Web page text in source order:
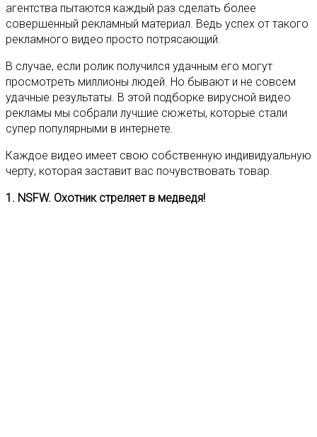
агентства пытаются каждый раз сделать более
совершенный рекламный материал. Ведь успех от такого
рекламного видео просто потрясающий.
В случае, если ролик получился удачным его могут
просмотреть миллионы людей. Но бывают и не совсем
удачные результаты. В этой подборке вирусной видео
рекламы мы собрали лучшие сюжеты, которые стали
супер популярными в интернете.
Каждое видео имеет свою собственную индивидуальную
черту, которая заставит вас почувствовать товар.
1. NSFW. Охотник стреляет в медведя!